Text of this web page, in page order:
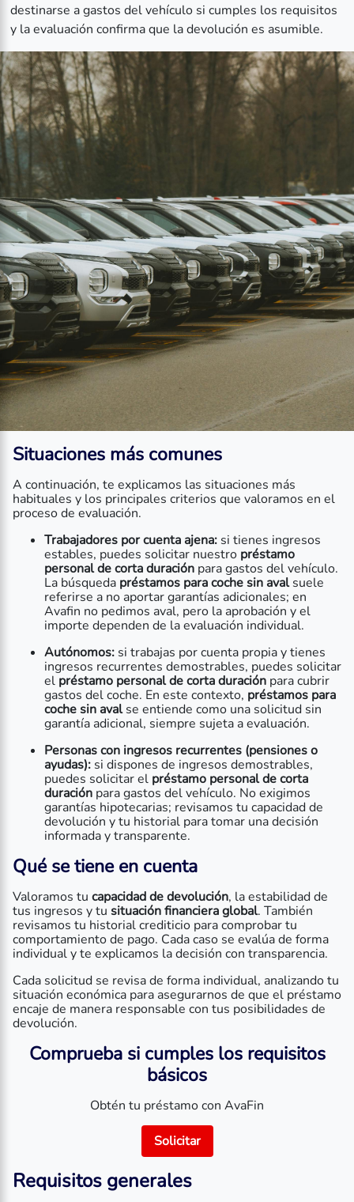
destinarse a gastos del vehículo si cumples los requisitos
y la evaluación confirma que la devolución es asumible.
Situaciones más comunes
A continuación, te explicamos las situaciones más
habituales y los principales criterios que valoramos en el
proceso de evaluación.
Trabajadores por cuenta ajena: si tienes ingresos
estables, puedes solicitar nuestro préstamo
personal de corta duración para gastos del vehículo.
La búsqueda préstamos para coche sin avalsuele
referirse a no aportar garantías adicionales; en
Avafin no pedimos aval, pero la aprobación y el
importe dependen de la evaluación individual.
Autónomos: si trabajas por cuenta propia y tienes
ingresos recurrentes demostrables, puedes solicitar
el préstamo personal de corta duración para cubrir
gastos del coche. En este contexto, préstamos para
coche sin avalse entiende como una solicitud sin
garantía adicional, siempre sujeta a evaluación.
Personas con ingresos recurrentes (pensiones o
ayudas): si dispones de ingresos demostrables,
puedes solicitar el préstamo personal de corta
duración para gastos del vehículo. No exigimos
garantías hipotecarias; revisamos tu capacidad de
devolución y tu historial para tomar una decisión
informada y transparente.
Qué se tiene en cuenta
Valoramos tu capacidad de devolución, la estabilidad de
tus ingresos y tu situación financiera global. También
revisamos tu historial crediticio para comprobar tu
comportamiento de pago. Cada caso se evalúa de forma
individual y te explicamos la decisión con transparencia.
Cada solicitud se revisa de forma individual, analizando tu
situación económica para asegurarnos de que el préstamo
encaje de manera responsable con tus posibilidades de
devolución.
Comprueba si cumples los requisitos
básicos
Obtén tu préstamo con AvaFin
Solicitar
Requisitos generales